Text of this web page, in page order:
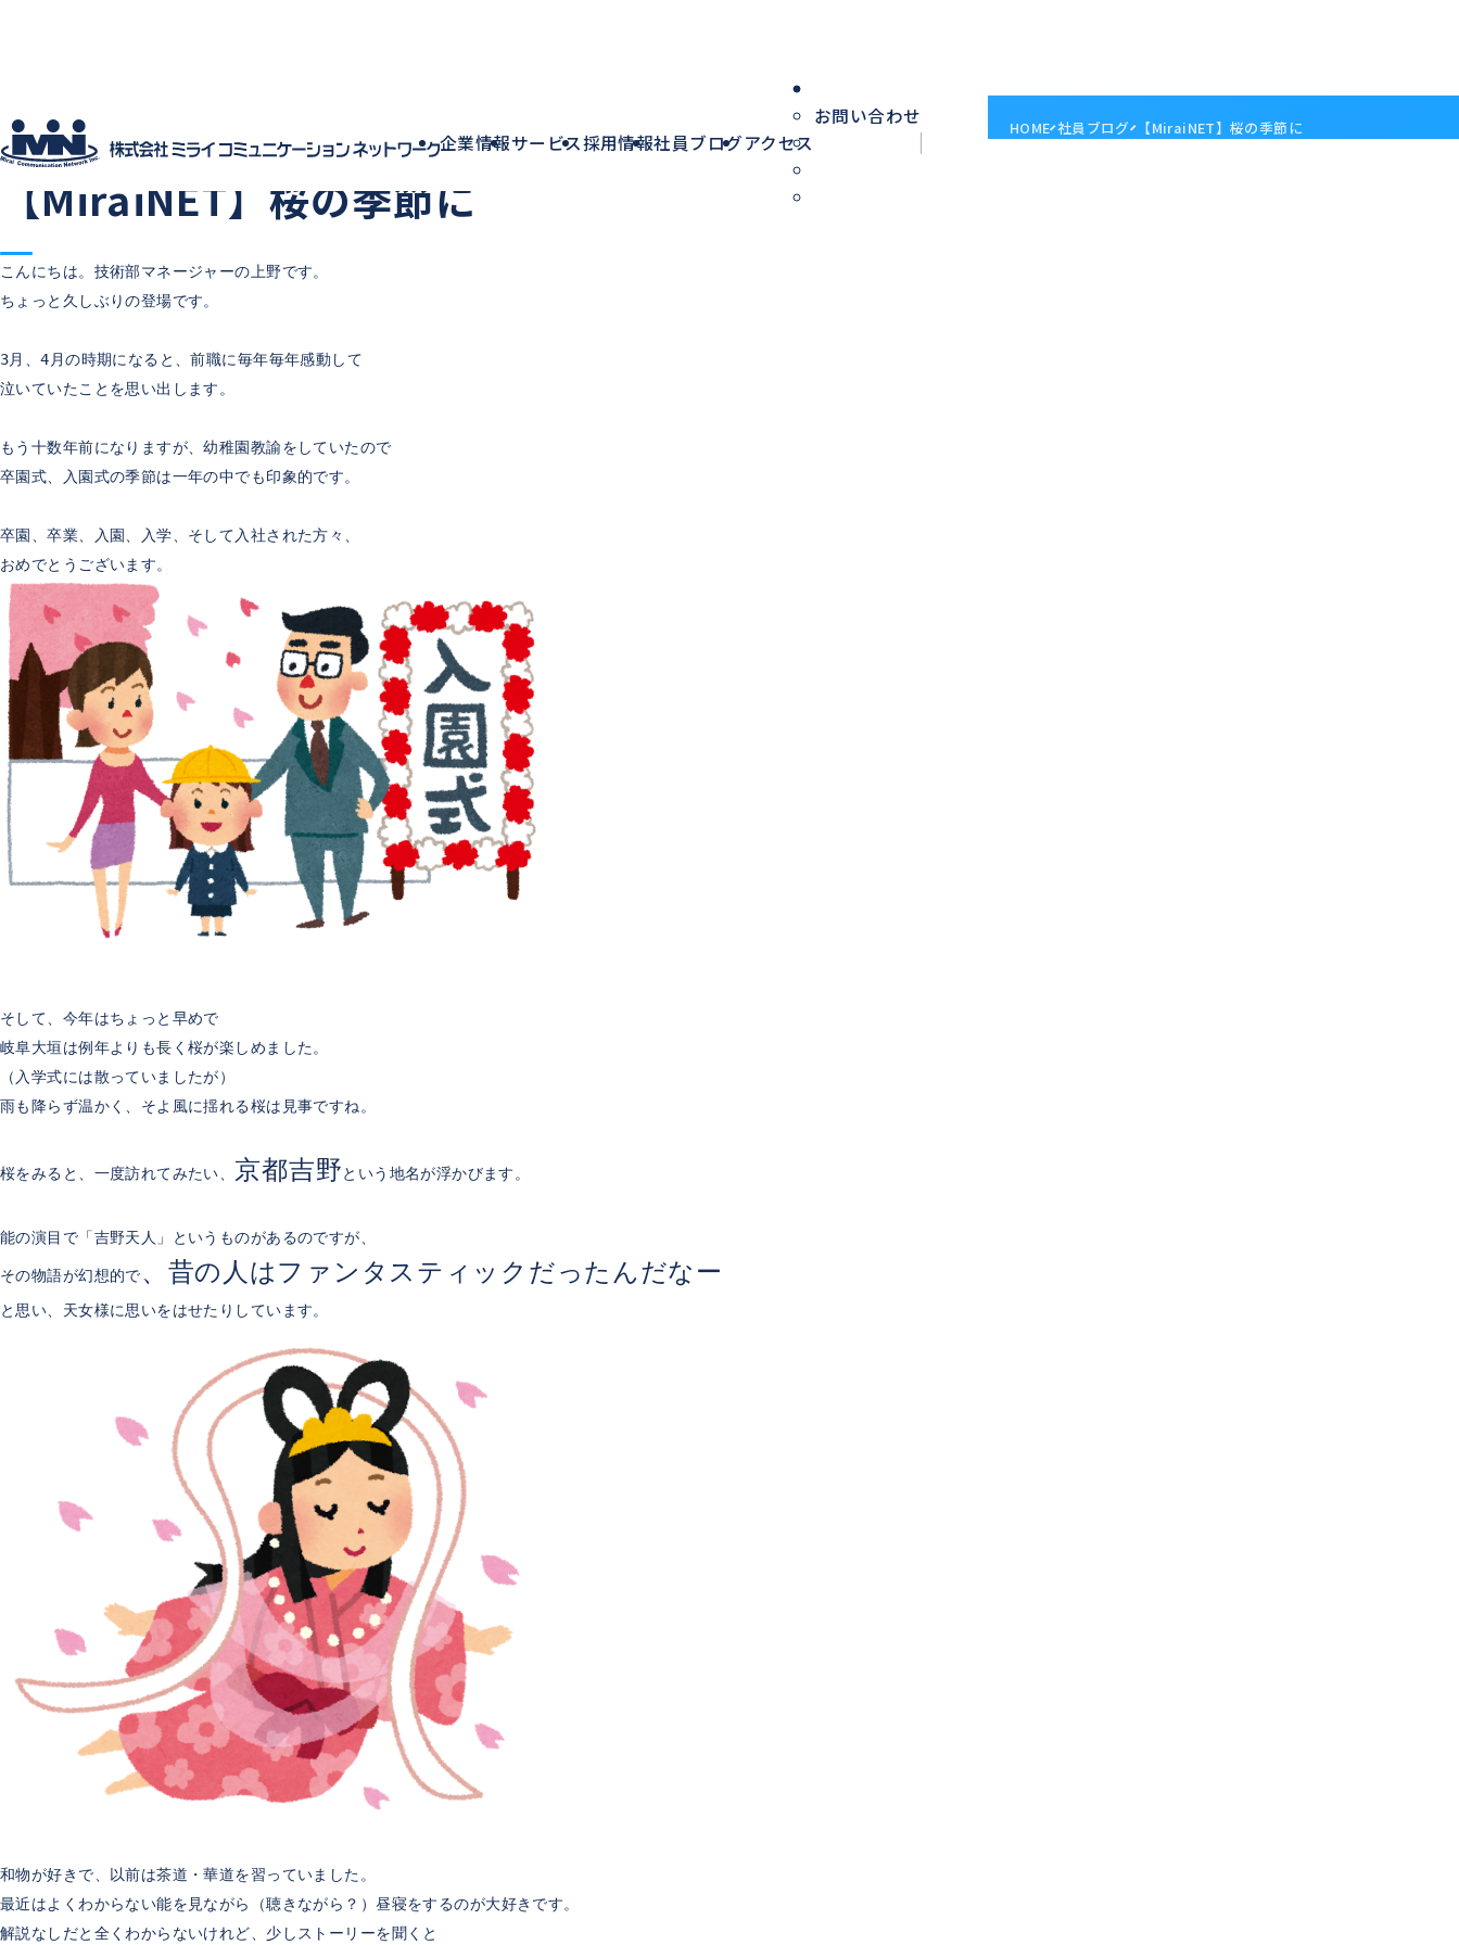
企業情報サービス採用情報社員ブログアクセス
お問い合わせ
社員ブログ HOME 社員ブログ 【MiraiNET】桜の季節に
2018.04.16 中の人の日常
【MiraiNET】桜の季節に
こんにちは。技術部マネージャーの上野です。
ちょっと久しぶりの登場です。
3月、4月の時期になると、前職に毎年毎年感動して
泣いていたことを思い出します。
もう十数年前になりますが、幼稚園教諭をしていたので
卒園式、入園式の季節は一年の中でも印象的です。
卒園、卒業、入園、入学、そして入社された方々、
おめでとうございます。
そして、今年はちょっと早めで
岐阜大垣は例年よりも長く桜が楽しめました。
（入学式には散っていましたが）
雨も降らず温かく、そよ風に揺れる桜は見事ですね。
桜をみると、一度訪れてみたい、 京都吉野という地名が浮かびます。
能の演目で「吉野天人」というものがあるのですが、
その物語が幻想的で、昔の人はファンタスティックだったんだなー
と思い、天女様に思いをはせたりしています。
和物が好きで、以前は茶道・華道を習っていました。
最近はよくわからない能を見ながら（聴きながら？）昼寝をするのが大好きです。
解説なしだと全くわからないけれど、少しストーリーを聞くと